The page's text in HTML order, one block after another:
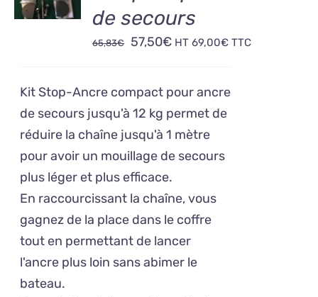
/
DÉTAILS
de secours
65,83€
Le
initial
était :
65,83€.
57,50€Le
57,50€.
HT69,00€ TTC
Kit Stop-Ancre compact pour ancre
de secours jusqu'à 12 kg permet de
réduire la chaîne jusqu'à 1 mètre
pour avoir un mouillage de secours
plus léger et plus efficace.
En raccourcissant la chaîne, vous
gagnez de la place dans le coffre
tout en permettant de lancer
l'ancre plus loin sans abimer le
bateau.